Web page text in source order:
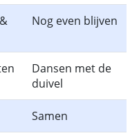
Nog even blijven
Dansen met de
duivel
Samen